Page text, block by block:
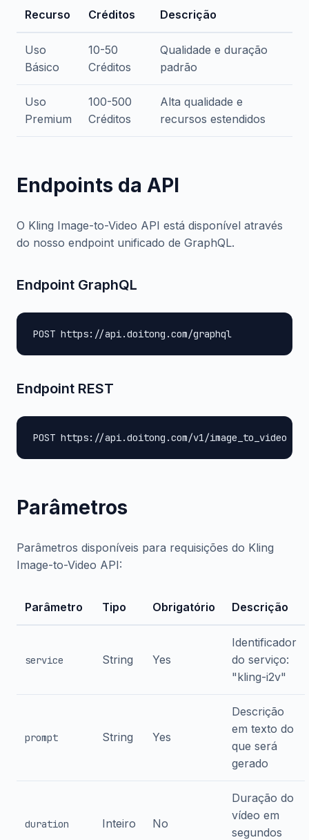
Recurso Créditos Descrição
Uso
Básico
10-50
Créditos
Qualidade e duração
padrão
Uso
Premium
100-500
Créditos
Alta qualidade e
recursos estendidos
Endpoints da API
O Kling Image-to-Video API está disponível através
do nosso endpoint unificado de GraphQL.
Endpoint GraphQL
POST https://api.doitong.com/graphql
Endpoint REST
POST https://api.doitong.com/v1/image_to_video
Parâmetros
Parâmetros disponíveis para requisições do Kling
Image-to-Video API:
Parâmetro Tipo Obrigatório Descrição
service String Yes
Identificador
do serviço:
"kling-i2v"
prompt String Yes
Descrição
em texto do
que será
gerado
duration Inteiro No
Duração do
vídeo em
segundos